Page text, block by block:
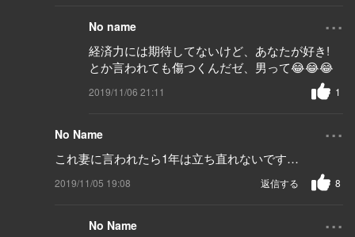
No name ...
経済力には期待してないけど、あなたが好き!
とか言われても傷つくんだゼ、男って😂😂😂
2019/11/06 21:11 1
No Name ...
これ妻に言われたら1年は立ち直れないです…
2019/11/05 19:08 8
返信する
No Name ...